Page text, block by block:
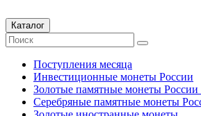
Каталог
Поступления месяца
Инвестиционные монеты России
Золотые памятные монеты
Серебряные памятные монеты